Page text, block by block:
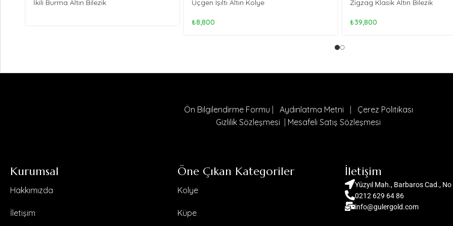
İkili Burma Altın Bilezik Üçgen Işıltı Altın Kolye
₺8,800
Zigzag Klasik Altın Bilezik
₺39,800
Ön Bilgilendirme Formu Aydınlatma Metni
Çerez Politikası
Gizlilik Sözleşmesi
Mesafeli Satış Sözleşmesi
Kurumsal
Hakkımızda
İletişim
Öne Çıkan Kategoriler
Kolye
Küpe
İletişim
Yüzyıl Mah., Barbaros Cad.,
0212 629 64 86
info@gulergold.com